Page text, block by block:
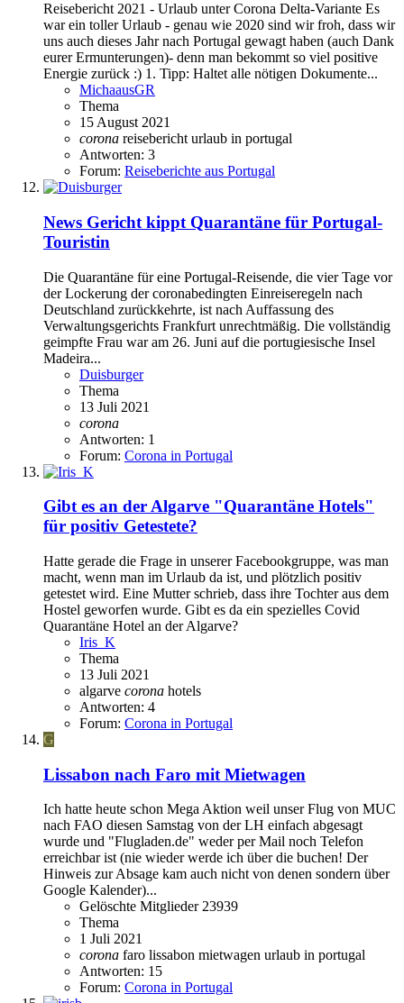
Reisebericht 2021 - Urlaub unter Corona Delta-Variante Es
war ein toller Urlaub - genau wie 2020 sind wir froh, dass wir
uns auch dieses Jahr nach Portugal gewagt haben (auch Dank
eurer Ermunterungen)- denn man bekommt so viel positive
Energie zurück :) 1. Tipp: Haltet alle nötigen Dokumente...
MichaausGR
Thema
15 August 2021
corona reisebericht urlaub in portugal
Antworten: 3
Forum: Reiseberichte aus Portugal
News Gericht kippt Quarantäne für Portugal-
Touristin
Die Quarantäne für eine Portugal-Reisende, die vier Tage vor
der Lockerung der coronabedingten Einreiseregeln nach
Deutschland zurückkehrte, ist nach Auffassung des
Verwaltungsgerichts Frankfurt unrechtmäßig. Die vollständig
geimpfte Frau war am 26. Juni auf die portugiesische Insel
Madeira...
Duisburger
Thema
13 Juli 2021
corona
Antworten: 1
Forum: Corona in Portugal
Gibt es an der Algarve "Quarantäne Hotels"
für positiv Getestete?
Hatte gerade die Frage in unserer Facebookgruppe, was man
macht, wenn man im Urlaub da ist, und plötzlich positiv
getestet wird. Eine Mutter schrieb, dass ihre Tochter aus dem
Hostel geworfen wurde. Gibt es da ein spezielles Covid
Quarantäne Hotel an der Algarve?
Iris_K
Thema
13 Juli 2021
algarve corona hotels
Antworten: 4
Forum: Corona in Portugal
G
Lissabon nach Faro mit Mietwagen
Ich hatte heute schon Mega Aktion weil unser Flug von MUC
nach FAO diesen Samstag von der LH einfach abgesagt
wurde und "Flugladen.de" weder per Mail noch Telefon
erreichbar ist (nie wieder werde ich über die buchen! Der
Hinweis zur Absage kam auch nicht von denen sondern über
Google Kalender)...
Gelöschte Mitglieder 23939
Thema
1 Juli 2021
corona faro lissabon mietwagen urlaub in portugal
Antworten: 15
Forum: Corona in Portugal